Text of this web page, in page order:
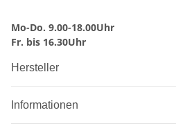
Mo-Do. 9.00-18.00Uhr
Fr. bis 16.30Uhr
Hersteller
Informationen